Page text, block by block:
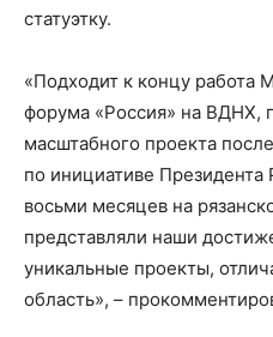
статуэтку.
«Подходит к концу работа
форума «Россия» на ВДНХ,
масштабного проекта
по инициативе
восьми месяцев на
представляли наши
уникальные проекты,
область», –